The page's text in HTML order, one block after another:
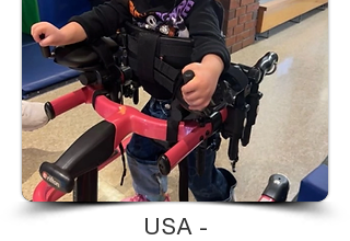
USA -